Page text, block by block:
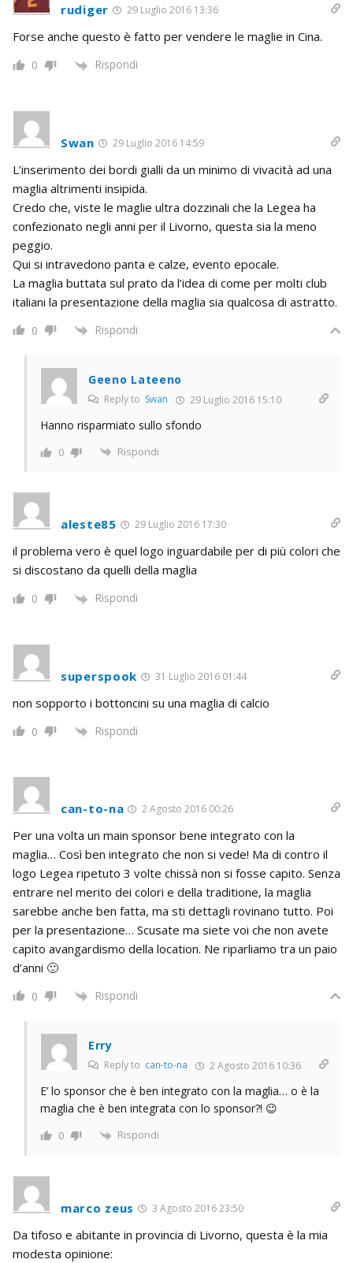
rudiger 29 Luglio 2016 13:36
Forse anche questo è fatto per vendere le maglie in Cina.
0 Rispondi
Swan 29 Luglio 2016 14:59
L’inserimento dei bordi gialli da un minimo di vivacità ad una
maglia altrimenti insipida.
Credo che, viste le maglie ultra dozzinali che la Legea ha
confezionato negli anni per il Livorno, questa sia la meno
peggio.
Qui si intravedono panta e calze, evento epocale.
La maglia buttata sul prato da l’idea di come per molti club
italiani la presentazione della maglia sia qualcosa di astratto.
0 Rispondi
Geeno Lateeno
Reply to Swan 29 Luglio 2016 15:10
Hanno risparmiato sullo sfondo
0 Rispondi
aleste85 29 Luglio 2016 17:30
il problema vero è quel logo inguardabile per di più colori che
si discostano da quelli della maglia
0 Rispondi
superspook 31 Luglio 2016 01:44
non sopporto i bottoncini su una maglia di calcio
0 Rispondi
can-to-na 2 Agosto 2016 00:26
Per una volta un main sponsor bene integrato con la
maglia… Così ben integrato che non si vede! Ma di contro il
logo Legea ripetuto 3 volte chissà non si fosse capito. Senza
entrare nel merito dei colori e della traditione, la maglia
sarebbe anche ben fatta, ma sti dettagli rovinano tutto. Poi
per la presentazione… Scusate ma siete voi che non avete
capito avangardismo della location. Ne riparliamo tra un paio
d’anni 🙂
0 Rispondi
Erry
Reply to can-to-na 2 Agosto 2016 10:36
E’ lo sponsor che è ben integrato con la maglia… o è la
maglia che è ben integrata con lo sponsor?! 😉
0 Rispondi
marco zeus 3 Agosto 2016 23:50
Da tifoso e abitante in provincia di Livorno, questa è la mia
modesta opinione: